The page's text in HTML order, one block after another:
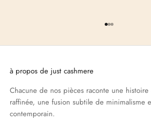
Aller à
Aller à
Aller à
à propos de just cashmere
Chacune de nos pièces raconte une
raffinée, une fusion subtile de minimalisme
contemporain.